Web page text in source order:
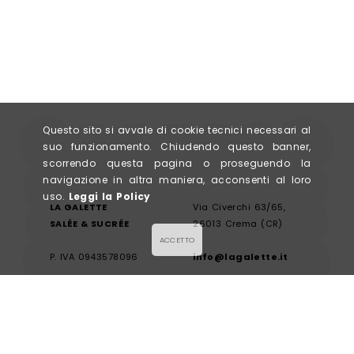
LA GALETTE
SALÉE & SUCRÉE
P. IVA 0943578096
Via Civerchi 63/65,
26013 Crema (CR)
info@lagalette.it
Questo sito si avvale di cookie tecnici necessari al
suo funzionamento. Chiudendo questo banner,
scorrendo questa pagina o proseguendo la
navigazione in altra maniera, acconsenti al loro
uso. Leggi la Policy
ACCETTO